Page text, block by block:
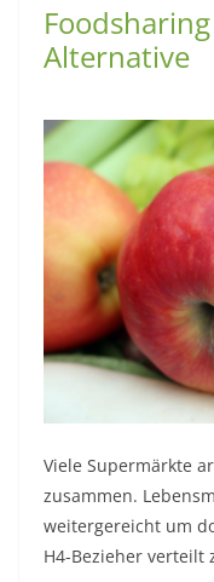
Alternative
Viele Supermärkte
zusammen.
weitergereicht um
H4-Bezieher verteilt